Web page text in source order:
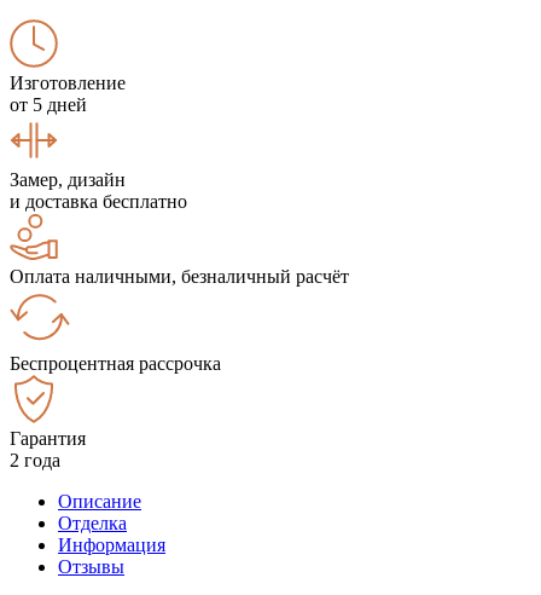
Изготовление
от 5 дней
Замер, дизайн
и доставка бесплатно
Оплата наличными, безналичный расчёт
Беспроцентная рассрочка
Гарантия
2 года
Описание
Отделка
Информация
Отзывы